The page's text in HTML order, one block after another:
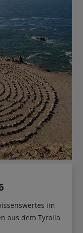
im
aus dem Tyrolia